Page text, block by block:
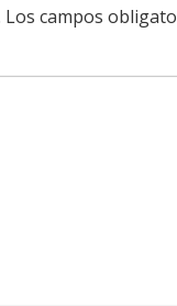
Los campos